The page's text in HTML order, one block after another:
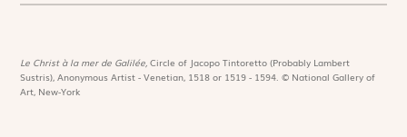
Le Christ à la mer de Galilée,Circle of Jacopo Tintoretto (Probably Lambert
Sustris), Anonymous Artist - Venetian, 1518 or 1519 - 1594. © National Gallery of
Art, New-York